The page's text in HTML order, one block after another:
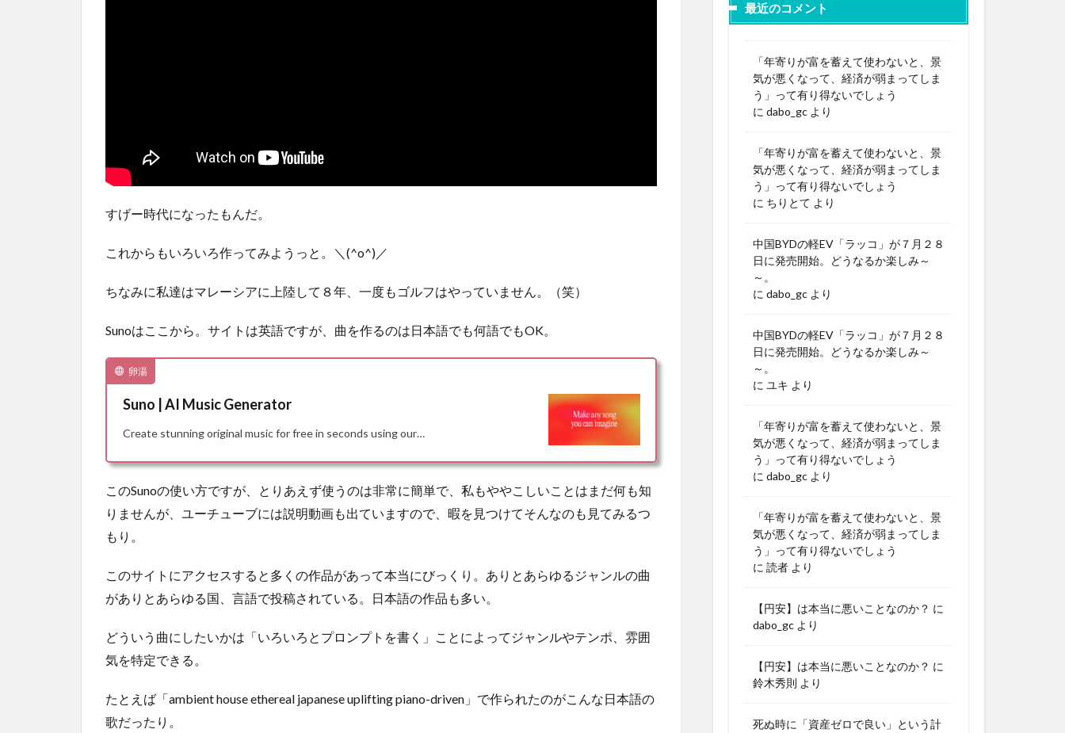
すげー時代になったもんだ。
これからもいろいろ作ってみようっと。＼(^o^)／
ちなみに私達はマレーシアに上陸して８年、一度もゴルフはやっていません。（笑）
Sunoはここから。サイトは英語ですが、曲を作るのは日本語でも何語でもOK。
卵湯
Suno | AI Music Generator
Create stunning original music for free in seconds using our…
このSunoの使い方ですが、とりあえず使うのは非常に簡単で、私もややこしいことはまだ何も知
りませんが、ユーチューブには説明動画も出ていますので、暇を見つけてそんなのも見てみるつ
もり。
このサイトにアクセスすると多くの作品があって本当にびっくり。ありとあらゆるジャンルの曲
がありとあらゆる国、言語で投稿されている。日本語の作品も多い。
どういう曲にしたいかは「いろいろとプロンプトを書く」ことによってジャンルやテンポ、雰囲
気を特定できる。
たとえば「ambient house ethereal japanese uplifting piano-driven」で作られたのがこんな日本語の
歌だったり。
最近のコメント
「年寄りが富を蓄えて使わないと、景
気が悪くなって、経済が弱まってしま
う」って有り得ないでしょう
に dabo_gc より
「年寄りが富を蓄えて使わないと、景
気が悪くなって、経済が弱まってしま
う」って有り得ないでしょう
に ちりとて より
中国BYDの軽EV「ラッコ」が７月２８
日に発売開始。どうなるか楽しみ～
～。
に dabo_gc より
中国BYDの軽EV「ラッコ」が７月２８
日に発売開始。どうなるか楽しみ～
～。
に ユキ より
「年寄りが富を蓄えて使わないと、景
気が悪くなって、経済が弱まってしま
う」って有り得ないでしょう
に dabo_gc より
「年寄りが富を蓄えて使わないと、景
気が悪くなって、経済が弱まってしま
う」って有り得ないでしょう
に 読者 より
【円安】は本当に悪いことなのか？ に
dabo_gc より
【円安】は本当に悪いことなのか？ に
鈴木秀則 より
死ぬ時に「資産ゼロで良い」という計